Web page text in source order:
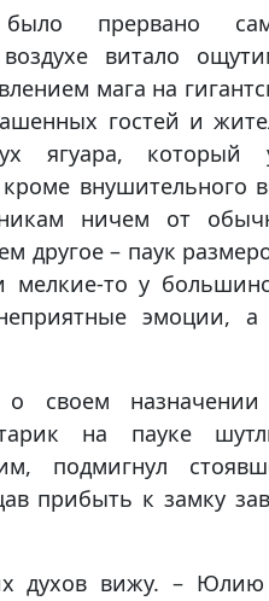
было прервано
витало
мага на
гостей и
ягуара, который
внушительного
ничем от
другое – паук
то у
эмоции, а
о своем
на пауке
подмигнул
прибыть к замку
духов вижу. –